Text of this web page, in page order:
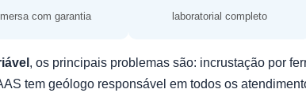
com garantia
laboratorial completo
, os principais problemas são: incrustação por
tem geólogo responsável em todos os